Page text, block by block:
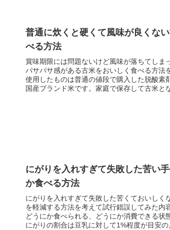
普通に炊くと硬くて風味が良くな
べる方法
賞味期限には問題ないけど風味が落ちてしま
パサパサ感がある古米をおいしく食べる方法
使用したものは普通の値段で購入した脱酸素
国産ブランド米です。家庭で保存して古米と
にがりを入れすぎて失敗した苦い
か食べる方法
にがりを入れすぎて失敗した苦くておいしく
を軽減する方法を考えて試行錯誤してみた内
どうにか食べられる、どうにか消費できる状
にがりの割合は豆乳に対して1%程度が目安の